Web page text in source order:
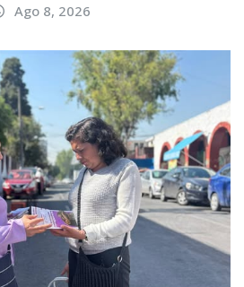
Ago 8, 2026